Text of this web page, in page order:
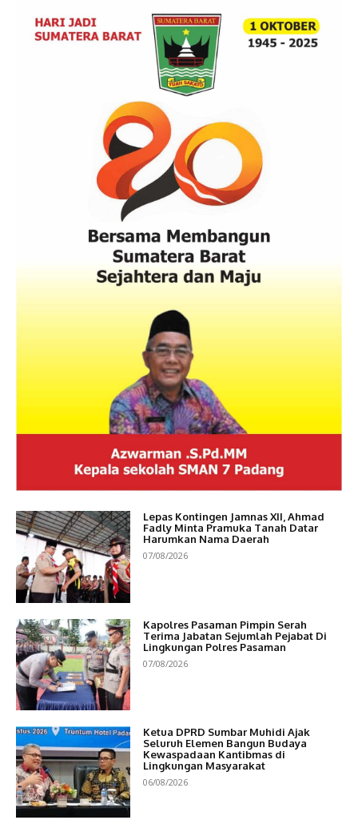
Lepas Kontingen Jamnas XII, Ahmad
Fadly Minta Pramuka Tanah Datar
Harumkan Nama Daerah
07/08/2026
Kapolres Pasaman Pimpin Serah
Terima Jabatan Sejumlah Pejabat Di
Lingkungan Polres Pasaman
07/08/2026
Ketua DPRD Sumbar Muhidi Ajak
Seluruh Elemen Bangun Budaya
Kewaspadaan Kantibmas di
Lingkungan Masyarakat
06/08/2026